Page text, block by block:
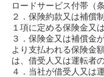
ロードサービス付帯（
２．保険約款又は補償
１項に定める保険金又
３．保険金又は補償金
より支払われる保険金
は、借受人又は運転者
４．当社が借受人又は